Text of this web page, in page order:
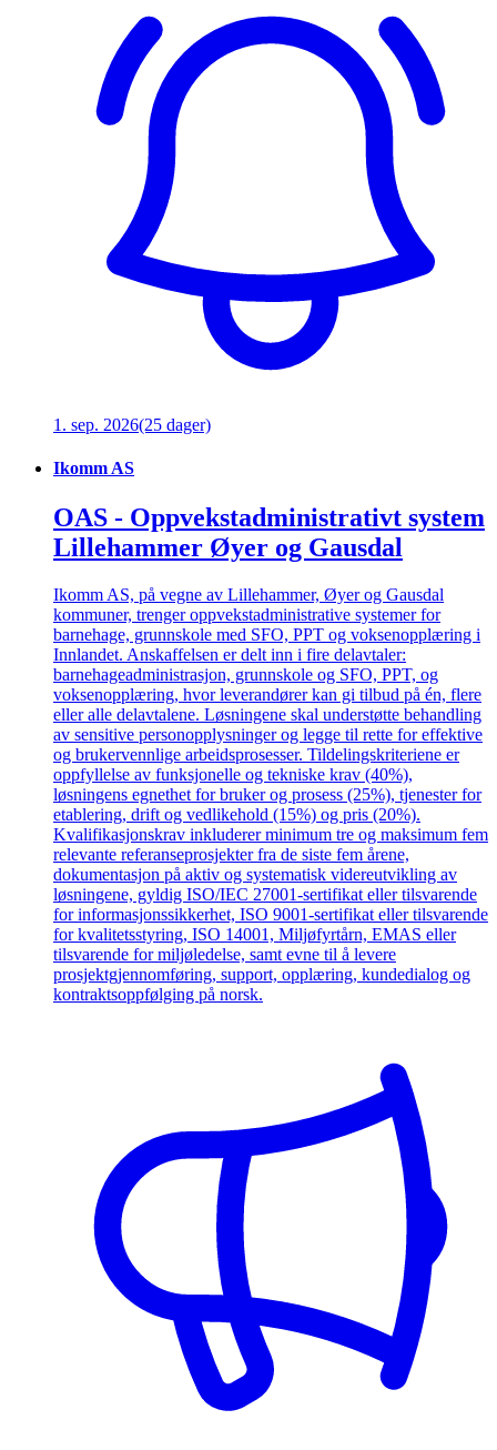
1. sep. 2026(25 dager)
Ikomm AS
OAS - Oppvekstadministrativt system
Lillehammer Øyer og Gausdal
Ikomm AS, på vegne av Lillehammer, Øyer og Gausdal
kommuner, trenger oppvekstadministrative systemer for
barnehage, grunnskole med SFO, PPT og voksenopplæring i
Innlandet. Anskaffelsen er delt inn i fire delavtaler:
barnehageadministrasjon, grunnskole og SFO, PPT, og
voksenopplæring, hvor leverandører kan gi tilbud på én, flere
eller alle delavtalene. Løsningene skal understøtte behandling
av sensitive personopplysninger og legge til rette for effektive
og brukervennlige arbeidsprosesser. Tildelingskriteriene er
oppfyllelse av funksjonelle og tekniske krav (40%),
løsningens egnethet for bruker og prosess (25%), tjenester for
etablering, drift og vedlikehold (15%) og pris (20%).
Kvalifikasjonskrav inkluderer minimum tre og maksimum fem
relevante referanseprosjekter fra de siste fem årene,
dokumentasjon på aktiv og systematisk videreutvikling av
løsningene, gyldig ISO/IEC 27001-sertifikat eller tilsvarende
for informasjonssikkerhet, ISO 9001-sertifikat eller tilsvarende
for kvalitetsstyring, ISO 14001, Miljøfyrtårn, EMAS eller
tilsvarende for miljøledelse, samt evne til å levere
prosjektgjennomføring, support, opplæring, kundedialog og
kontraktsoppfølging på norsk.